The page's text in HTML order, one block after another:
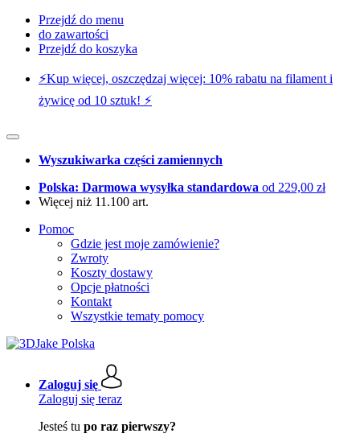
Przejdź do menu
do zawartości
Przejdź do koszyka
⚡️Kup więcej, oszczędzaj więcej: 10% rabatu na filament i
żywicę od 10 sztuk! ⚡️
Wyszukiwarka części zamiennych
Polska: Darmowa wysyłka standardowa od 229,00 zł
Więcej niż 11.100 art.
Pomoc
Gdzie jest moje zamówienie?
Zwroty
Koszty dostawy
Opcje płatności
Kontakt
Wszystkie tematy pomocy
Zaloguj się
Zaloguj się teraz
Jesteś tu po raz pierwszy?